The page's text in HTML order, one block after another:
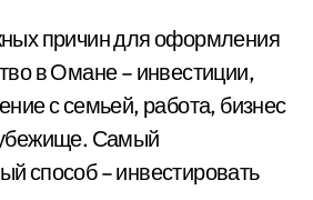
причин для оформления
в Омане – инвестиции,
с семьей, работа, бизнес
Самый
способ – инвестировать